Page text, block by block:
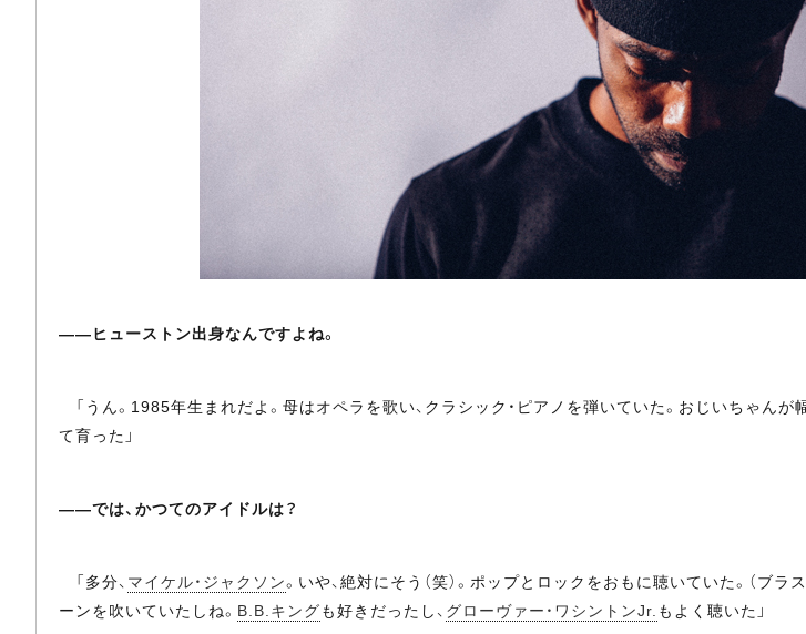
――ヒューストン出身なんですよね。
「うん。1985年生まれだよ。母はオペラを歌い、クラシック・ピアノを弾いていた。おじいちゃん
て育った」
――では、かつてのアイドルは？
「多分、 マイケル・ジャクソン。いや、絶対にそう（笑）。ポップとロックをおもに聴いていた。（ブラス
ーンを吹いていたしね。 B.B.キングも好きだったし、 グローヴァー・ワシントンJr. もよく聴いた」